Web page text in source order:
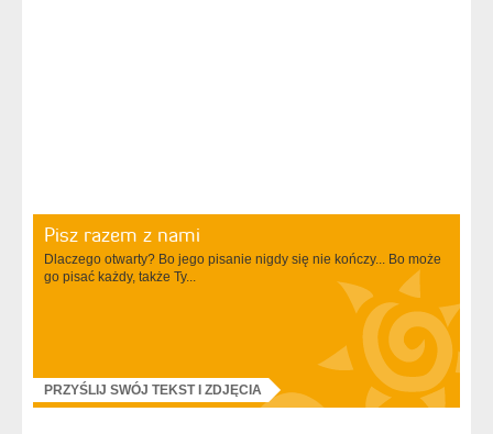
Pisz razem z nami
Dlaczego otwarty? Bo jego pisanie nigdy się nie kończy... Bo może
go pisać każdy, także Ty...
PRZYŚLIJ SWÓJ TEKST I ZDJĘCIA